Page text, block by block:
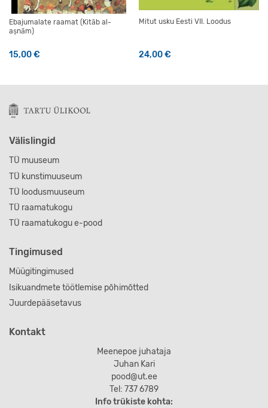
Ebajumalate raamat (Kitāb al-
aṣnām)
15,00€
Mitut usku Eesti VII. Loodus
24,00€
Välislingid
TÜ muuseum
TÜ kunstimuuseum
TÜ loodusmuuseum
TÜ raamatukogu
TÜ raamatukogu e-pood
Tingimused
Müügitingimused
Isikuandmete töötlemise põhimõtted
Juurdepääsetavus
Kontakt
Meenepoe juhataja
Juhan Kari
pood@ut.ee
Tel: 737 6789
Info trükiste kohta: